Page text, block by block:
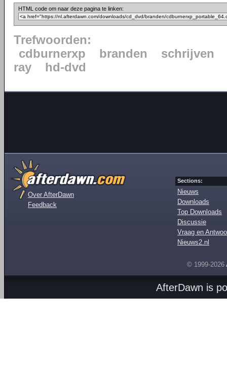
HTML code om naar deze pagina te linken:
Trefwoorden:
cdburnerxp
branden
schrijven
ray
hd-dvd
Over AfterDawn
Feedback
Sections:
Nieuws
Downloads
Top Downloads
Discussie
Vraag en
Nieuws2.nl
© 1999-2026
AfterDawn is